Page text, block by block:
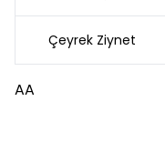
Çeyrek Ziynet
AA